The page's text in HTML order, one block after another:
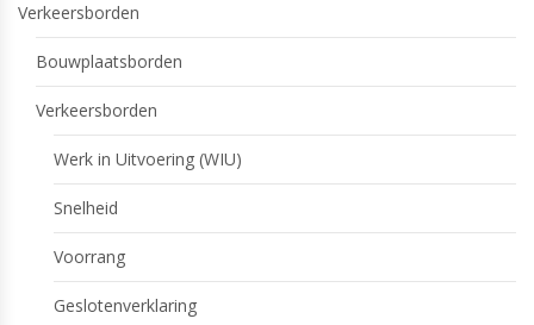
Verkeersborden
Bouwplaatsborden
Verkeersborden
Werk in Uitvoering (WIU)
Snelheid
Voorrang
Geslotenverklaring